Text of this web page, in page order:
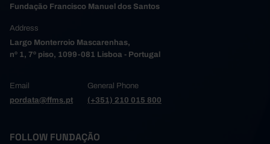
Fundação Francisco Manuel dos Santos
Address
Largo Monterroio Mascarenhas,
nº 1, 7º piso, 1099-081 Lisboa - Portugal
Email
pordata@ffms.pt
General Phone
(+351) 210 015 800
FOLLOW FUNDAÇÃO